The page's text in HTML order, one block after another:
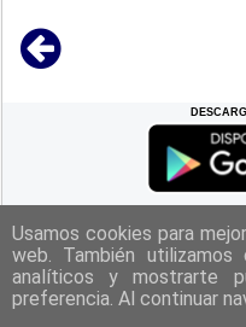
|Politica de Privacidad|
Usamos cookies para
web. También
analíticos y mostrarte
preferencia. Al continuar